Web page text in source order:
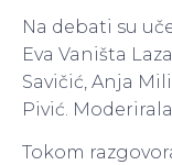
Na debati su
Eva Vaništa
Savičić, Anja
Pivić.
Tokom